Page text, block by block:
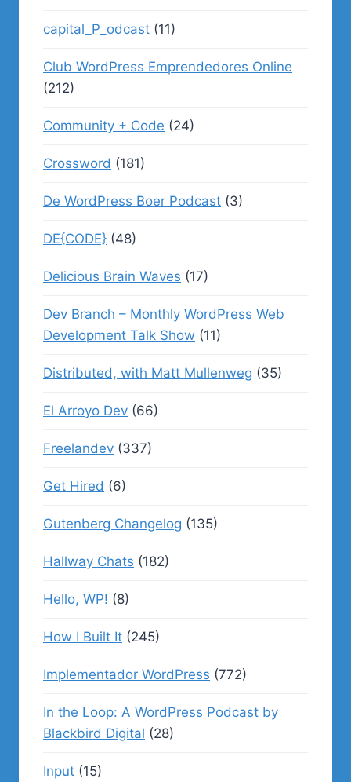
capital_P_odcast (11)
Club WordPress Emprendedores Online
(212)
Community + Code (24)
Crossword (181)
De WordPress Boer Podcast (3)
DE{CODE} (48)
Delicious Brain Waves (17)
Dev Branch – Monthly WordPress Web
Development Talk Show (11)
Distributed, with Matt Mullenweg (35)
El Arroyo Dev (66)
Freelandev (337)
Get Hired (6)
Gutenberg Changelog (135)
Hallway Chats (182)
Hello, WP! (8)
How I Built It (245)
Implementador WordPress (772)
In the Loop: A WordPress Podcast by
Blackbird Digital (28)
Input (15)